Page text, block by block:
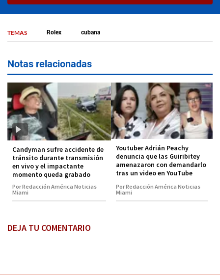
TEMAS Rolex cubana
Notas relacionadas
Candyman sufre accidente de
tránsito durante transmisión
en vivo y el impactante
momento queda grabado
Por Redacción América Noticias
Miami
Youtuber Adrián Peachy
denuncia que las Guiribitey
amenazaron con demandarlo
tras un video en YouTube
Por Redacción América Noticias
Miami
DEJA TU COMENTARIO